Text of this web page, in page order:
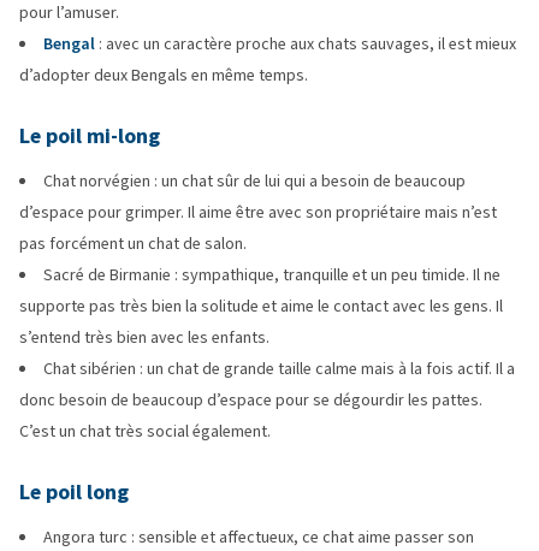
pour l’amuser.
Bengal : avec un caractère proche aux chats sauvages, il est mieux
d’adopter deux Bengals en même temps.
Le poil mi-long
Chat norvégien : un chat sûr de lui qui a besoin de beaucoup
d’espace pour grimper. Il aime être avec son propriétaire mais n’est
pas forcément un chat de salon.
Sacré de Birmanie : sympathique, tranquille et un peu timide. Il ne
supporte pas très bien la solitude et aime le contact avec les gens. Il
s’entend très bien avec les enfants.
Chat sibérien : un chat de grande taille calme mais à la fois actif. Il a
donc besoin de beaucoup d’espace pour se dégourdir les pattes.
C’est un chat très social également.
Le poil long
Angora turc : sensible et affectueux, ce chat aime passer son